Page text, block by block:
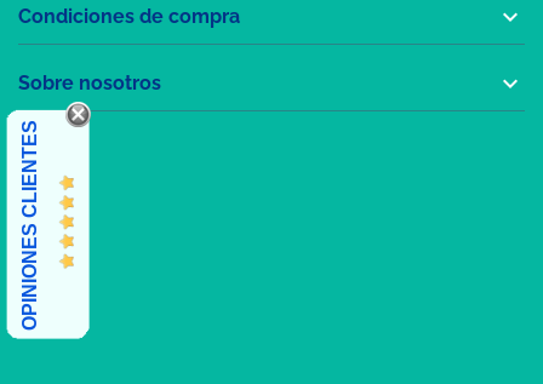
Condiciones de compra 
Sobre nosotros 
OPINIONES CLIENTES